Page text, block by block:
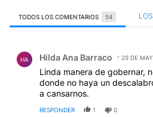
TODOS LOS COMENTARIOS 54
HA Hilda Ana Barraco 29 DE
Linda manera de gobernar,
donde no haya un
a cansarnos.
RESPONDER 1 0